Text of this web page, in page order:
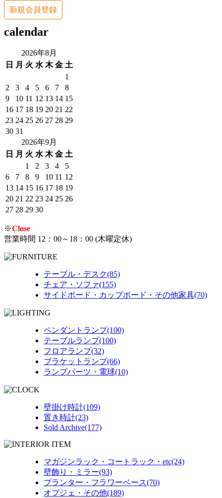
新規会員登録
calendar
2026年8月
日 月 火 水 木 金 土
1
2
3 4 5 6 7
8
9
10 11 12 13 14 15
16 17 18 19 20 21 22
23 24 25 26 27 28 29
30 31
2026年9月
日 月 火 水 木 金 土
1
2 3 4
5
6
7 8 9 10 11 12
13 14 15 16 17 18 19
20 21 22 23 24 25 26
27 28 29 30
※Close
営業時間 12：00～18：00 (木曜定休)
テーブル・デスク(85)
チェア・ソファ(155)
サイドボード・カップボード・その他家具(70)
ペンダントランプ(100)
テーブルランプ(100)
フロアランプ(32)
ブラケットランプ(66)
ランプパーツ・電球(10)
壁掛け時計(109)
置き時計(23)
Sold Archive(177)
マガジンラック・コートラック・etc(24)
壁飾り・ミラー(93)
プランター・フラワーベース(70)
オブジェ・その他(189)